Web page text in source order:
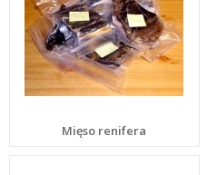
Mięso renifera